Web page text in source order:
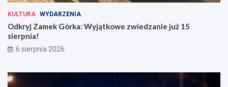
KULTURA WYDARZENIA
Odkryj Zamek Górka: Wyjątkowe zwiedzanie już 15
sierpnia!
6 sierpnia 2026